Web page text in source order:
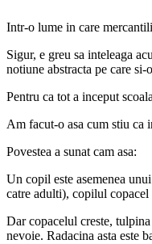
Intr-o lume in care
Sigur, e greu sa inteleaga
notiune abstracta pe care
Pentru ca tot a inceput
Am facut-o asa cum stiu ca
Povestea a sunat cam asa:
Un copil este asemenea
catre adulti), copilul
Dar copacelul creste,
nevoie. Radacina asta este